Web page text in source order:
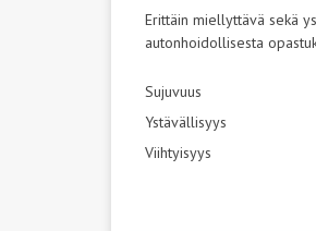
Erittäin miellyttävä sekä
autonhoidollisesta
Sujuvuus
Ystävällisyys
Viihtyisyys